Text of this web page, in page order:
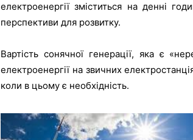
електроенергії зміститься на денні
перспективи для розвитку.
Вартість сонячної генерації, яка є
електроенергії на звичних
коли в цьому є необхідність.